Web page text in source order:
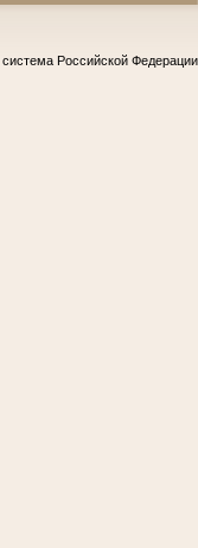
Российской